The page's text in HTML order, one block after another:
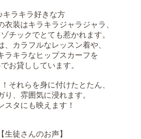
♪キラキラ好きな方
衣装はキラキラジャラジャラ、
チックでとても惹かれます。
、カラフルなレッスン着や、
ラキラなヒップスカーフを
お貸ししています。
それらを身に付けたとたん、
り、雰囲気に浸れます。
スタにも映えます！
【生徒さんのお声】